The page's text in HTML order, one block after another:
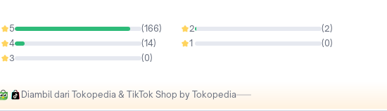
5 (166)
91.21%
4 (14)
7.69%
3 (0)
0%
2 (2)
1.1%
1 (0)
0%
Diambil dari Tokopedia & TikTok Shop by Tokopedia